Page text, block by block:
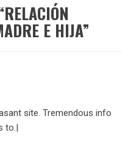
RELACIÓN
E HIJA”
site. Tremendous info
to.|